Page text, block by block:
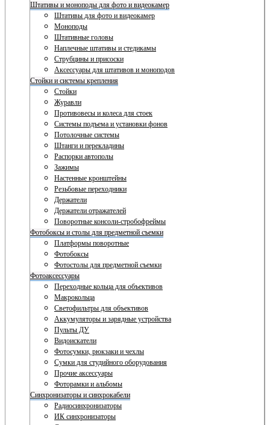
Штативы и моноподы для фото и видеокамер
Штативы для фото и видеокамер
Моноподы
Штативные головы
Наплечные штативы и стедикамы
Струбцины и присоски
Аксессуары для штативов и моноподов
Стойки и системы крепления
Стойки
Журавли
Противовесы и колеса для стоек
Системы подъема и установки фонов
Потолочные системы
Штанги и перекладины
Распорки автополы
Зажимы
Настенные кронштейны
Резьбовые переходники
Держатели
Держатели отражателей
Поворотные консоли-стробофреймы
Фотобоксы и столы для предметной съемки
Платформы поворотные
Фотобоксы
Фотостолы для предметной съемки
Фотоаксессуары
Переходные кольца для объективов
Макрокольца
Светофильтры для объективов
Аккумуляторы и зарядные устройства
Пульты ДУ
Видоискатели
Фотосумки, рюкзаки и чехлы
Сумки для студийного оборудования
Прочие аксессуары
Фоторамки и альбомы
Синхронизаторы и синхрокабели
Радиосинхронизаторы
ИК синхронизаторы